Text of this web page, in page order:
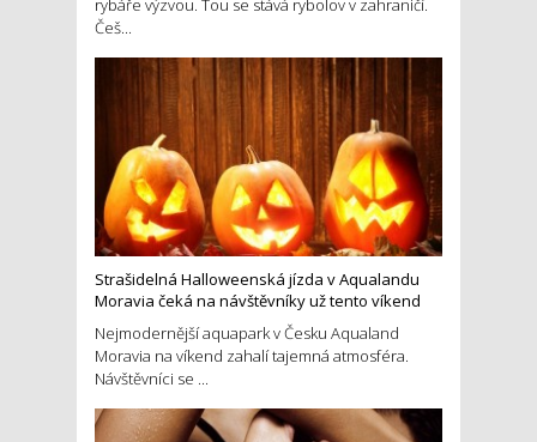
rybáře výzvou. Tou se stává rybolov v zahraničí.
Češ...
Strašidelná Halloweenská jízda v Aqualandu
Moravia čeká na návštěvníky už tento víkend
Nejmodernější aquapark v Česku Aqualand
Moravia na víkend zahalí tajemná atmosféra.
Návštěvníci se ...